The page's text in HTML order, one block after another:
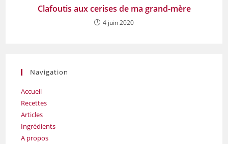
Clafoutis aux cerises de ma grand-mère
4 juin 2020
Navigation
Accueil
Recettes
Articles
Ingrédients
A propos